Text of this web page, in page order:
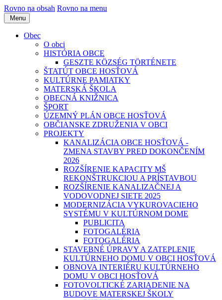
Rovno na obsah Rovno na menu
Menu
Obec
O obci
HISTÓRIA OBCE
GESZTE KÖZSÉG TÖRTÉNETE
ŠTATÚT OBCE HOSŤOVÁ
KULTÚRNE PAMIATKY
MATERSKÁ ŠKOLA
OBECNÁ KNIŽNICA
ŠPORT
ÚZEMNÝ PLÁN OBCE HOSŤOVÁ
OBČIANSKE ZDRUŽENIA V OBCI
PROJEKTY
KANALIZÁCIA OBCE HOSŤOVÁ -
ZMENA STAVBY PRED DOKONČENÍM
2026
ROZŠÍRENIE KAPACITY MŠ
REKONŠTRUKCIOU A PRÍSTAVBOU
ROZŠÍRENIE KANALIZAČNEJ A
VODOVODNEJ SIETE 2025
MODERNIZÁCIA VYKUROVACIEHO
SYSTÉMU V KULTÚRNOM DOME
PUBLICITA
FOTOGALÉRIA
FOTOGALÉRIA
STAVEBNÉ ÚPRAVY A ZATEPLENIE
KULTÚRNEHO DOMU V OBCI HOSŤOVÁ
OBNOVA INTERIÉRU KULTÚRNEHO
DOMU V OBCI HOSŤOVÁ
FOTOVOLTICKÉ ZARIADENIE NA
BUDOVE MATERSKEJ ŠKOLY